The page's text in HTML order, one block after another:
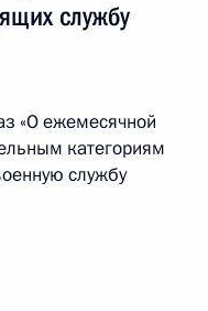
службу
«О ежемесячной
категориям
службу